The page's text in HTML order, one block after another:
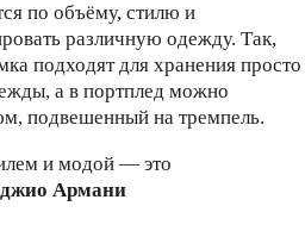
по объёму, стилю и
различную одежду. Так,
подходят для хранения просто
а в портплед можно
подвешенный на тремпель.
и модой — это
Армани